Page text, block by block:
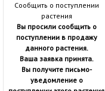
Сообщить о поступлении
растения
Вы просили сообщить о
поступлении в продажу
данного растения.
Ваша заявка принята.
Вы получите письмо-
уведомление о